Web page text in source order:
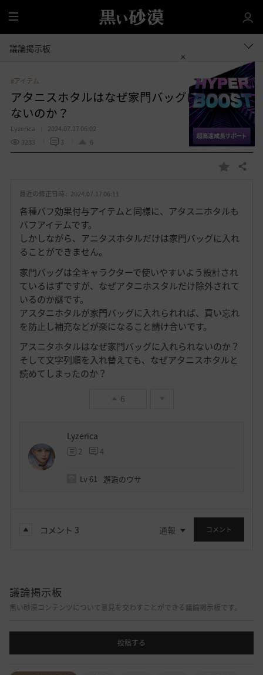
全
体
議論掲示板
#アイテム
アタニスホタルはなぜ家門バッグに入れられ
ないのか？
Lyzerica
2024.07.17 06:02
3233
3 6
お
入
共有する
最近の修正日時 : 2024.07.17 06:11
各種バフ効果付与アイテムと同様に、アタスニホタルも
バフアイテムです。
しかしながら、アニタスホタルだけは家門バッグに入れ
ることができません。
家門バッグは全キャラクターで使いやすいよう設計され
ているはずですが、なぜアタニホスタルだけ除外されて
いるのか謎です。
アスタニホタルが家門バッグに入れられれば、買い忘れ
を防止し補充などが楽になること請け合いです。
アスニタホタルはなぜ家門バッグに入れられないのか？
そして文字列順を入れ替えても、なぜアタニスホタルと
読めてしまったのか？
6
Lyzerica
2 4
Lv 61 邂逅のウサ
コメント 3 通報 コメント
議論掲示板
黒い砂漠コンテンツについて意見を交わすことができる議論掲示板です。
投稿する